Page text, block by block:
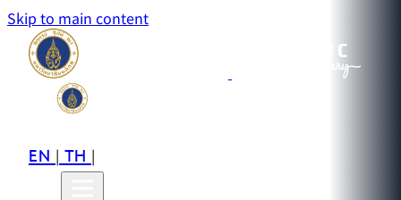
Skip to main content
EN|TH|